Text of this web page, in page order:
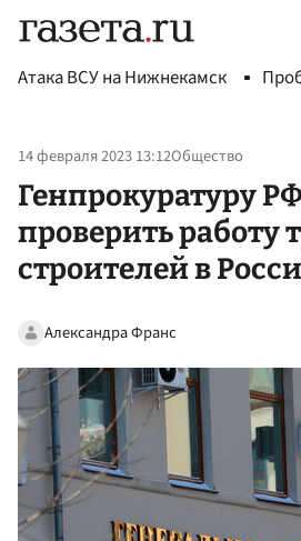
Атака ВСУ на Нижнекамск
14 февраля 2023 13:12Общество
Генпрокуратуру
проверить работу
строителей в
Александра Франс